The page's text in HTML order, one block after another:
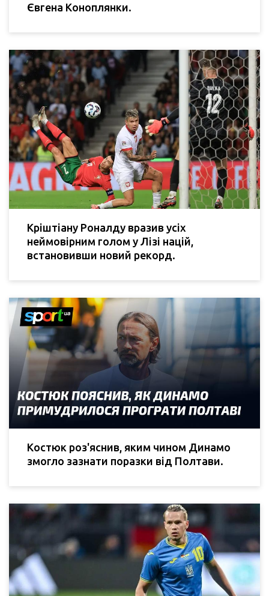
Євгена Коноплянки.
Кріштіану Роналду вразив усіх
неймовірним голом у Лізі націй,
встановивши новий рекорд.
Костюк роз'яснив, яким чином Динамо
змогло зазнати поразки від Полтави.